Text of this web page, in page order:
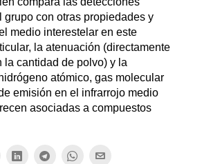
grupo con otras propiedades y
medio interestelar en este
la atenuación (directamente
la cantidad de polvo) y la
atómico, gas molecular
emisión en el infrarrojo medio
asociadas a compuestos